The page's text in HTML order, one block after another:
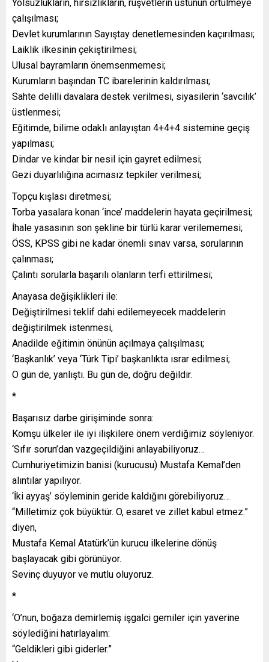
Yolsuzlukların, hırsızlıkların, rüşvetlerin üstünün örtülmeye
çalışılması;
Devlet kurumlarının Sayıştay denetlemesinden kaçırılması;
Laiklik ilkesinin çekiştirilmesi;
Ulusal bayramların önemsenmemesi;
Kurumların başından TC ibarelerinin kaldırılması;
Sahte delilli davalara destek verilmesi, siyasilerin ‘savcılık’
üstlenmesi;
Eğitimde, bilime odaklı anlayıştan 4+4+4 sistemine geçiş
yapılması;
Dindar ve kindar bir nesil için gayret edilmesi;
Gezi duyarlılığına acımasız tepkiler verilmesi;
Topçu kışlası diretmesi;
Torba yasalara konan ‘ince’ maddelerin hayata geçirilmesi;
İhale yasasının son şekline bir türlü karar verilememesi;
ÖSS, KPSS gibi ne kadar önemli sınav varsa, sorularının
çalınması;
Çalıntı sorularla başarılı olanların terfi ettirilmesi;
Anayasa değişiklikleri ile:
Değiştirilmesi teklif dahi edilemeyecek maddelerin
değiştirilmek istenmesi,
Anadilde eğitimin önünün açılmaya çalışılması;
‘Başkanlık’ veya ‘Türk Tipi’ başkanlıkta ısrar edilmesi;
O gün de, yanlıştı. Bu gün de, doğru değildir.
*
Başarısız darbe girişiminde sonra:
Komşu ülkeler ile iyi ilişkilere önem verdiğimiz söyleniyor.
‘Sıfır sorun’dan vazgeçildiğini anlayabiliyoruz…
Cumhuriyetimizin banisi (kurucusu) Mustafa Kemal’den
alıntılar yapılıyor.
‘İki ayyaş’ söyleminin geride kaldığını görebiliyoruz…
“Milletimiz çok büyüktür. O, esaret ve zillet kabul etmez.”
diyen,
Mustafa Kemal Atatürk’ün kurucu ilkelerine dönüş
başlayacak gibi görünüyor.
Sevinç duyuyor ve mutlu oluyoruz.
*
‘O’nun, boğaza demirlemiş işgalci gemiler için yaverine
söylediğini hatırlayalım:
“Geldikleri gibi giderler.”